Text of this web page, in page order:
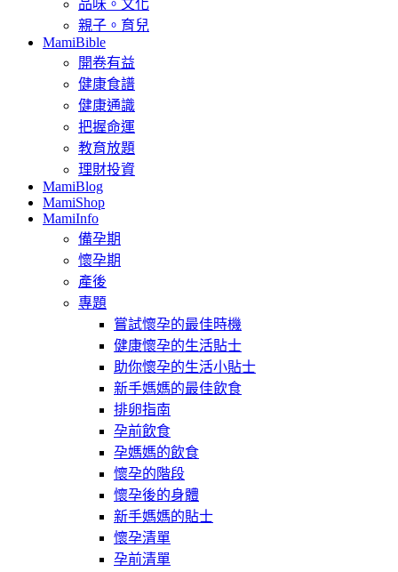
品味。文化
親子。育兒
MamiBible
開卷有益
健康食譜
健康通識
把握命運
教育放題
理財投資
MamiBlog
MamiShop
MamiInfo
備孕期
懷孕期
產後
專題
嘗試懷孕的最佳時機
健康懷孕的生活貼士
助你懷孕的生活小貼士
新手媽媽的最佳飲食
排卵指南
孕前飲食
孕媽媽的飲食
懷孕的階段
懷孕後的身體
新手媽媽的貼士
懷孕清單
孕前清單